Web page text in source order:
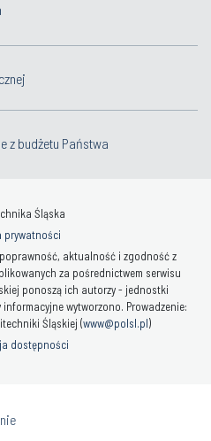
z budżetu Państwa
Śląska
prywatności
aktualność i zgodność z
za pośrednictwem serwisu
ponoszą ich autorzy - jednostki
wytworzono. Prowadzenie:
Śląskiej (www@polsl.pl)
dostępności